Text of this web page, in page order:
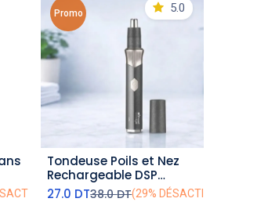
Promo 5.0
ajouter au panier
Tondeuse Poils et Nez
Rechargeable DSP
9000RPM 5W Noir
27.0 DT38.0DT(29% DÉSACTIVÉ)